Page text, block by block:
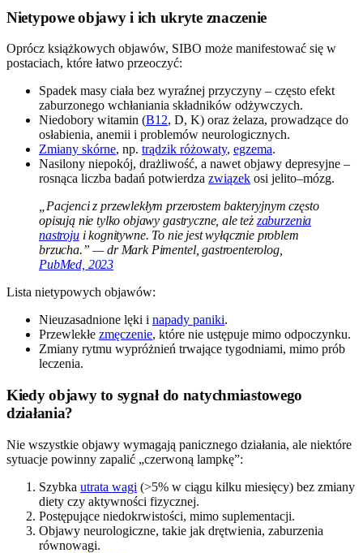
Nietypowe objawy i ich ukryte znaczenie
Oprócz książkowych objawów, SIBO może manifestować się w
postaciach, które łatwo przeoczyć:
Spadek masy ciała bez wyraźnej przyczyny – często efekt
zaburzonego wchłaniania składników odżywczych.
Niedobory witamin (B12, D, K) oraz żelaza, prowadzące do
osłabienia, anemii i problemów neurologicznych.
Zmiany skórne, np. trądzik różowaty, egzema.
Nasilony niepokój, drażliwość, a nawet objawy depresyjne –
rosnąca liczba badań potwierdza związek osi jelito–mózg.
„Pacjenci z przewlekłym przerostem bakteryjnym często
opisują nie tylko objawy gastryczne, ale też zaburzenia
nastrojui kognitywne. To nie jest wyłącznie problem
brzucha.” — dr Mark Pimentel, gastroenterolog,
PubMed, 2023
Lista nietypowych objawów:
Nieuzasadnione lęki i napady paniki.
Przewlekłe zmęczenie, które nie ustępuje mimo odpoczynku.
Zmiany rytmu wypróżnień trwające tygodniami, mimo prób
leczenia.
Kiedy objawy to sygnał do natychmiastowego
działania?
Nie wszystkie objawy wymagają panicznego działania, ale niektóre
sytuacje powinny zapalić „czerwoną lampkę”:
Szybka utrata wagi (>5% w ciągu kilku miesięcy) bez zmiany
diety czy aktywności fizycznej.
Postępujące niedokrwistości, mimo suplementacji.
Objawy neurologiczne, takie jak drętwienia, zaburzenia
równowagi.